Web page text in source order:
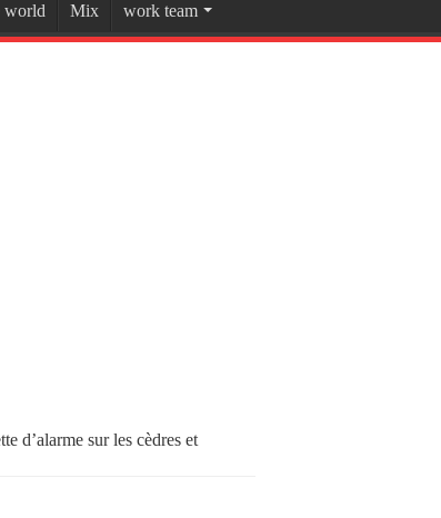
world Mix work team
d’alarme sur les cèdres et